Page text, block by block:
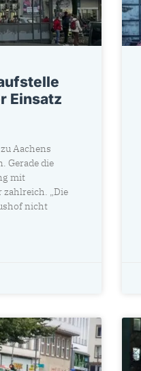
Einsatz
Aachens
Gerade die
mit
„Die
nicht